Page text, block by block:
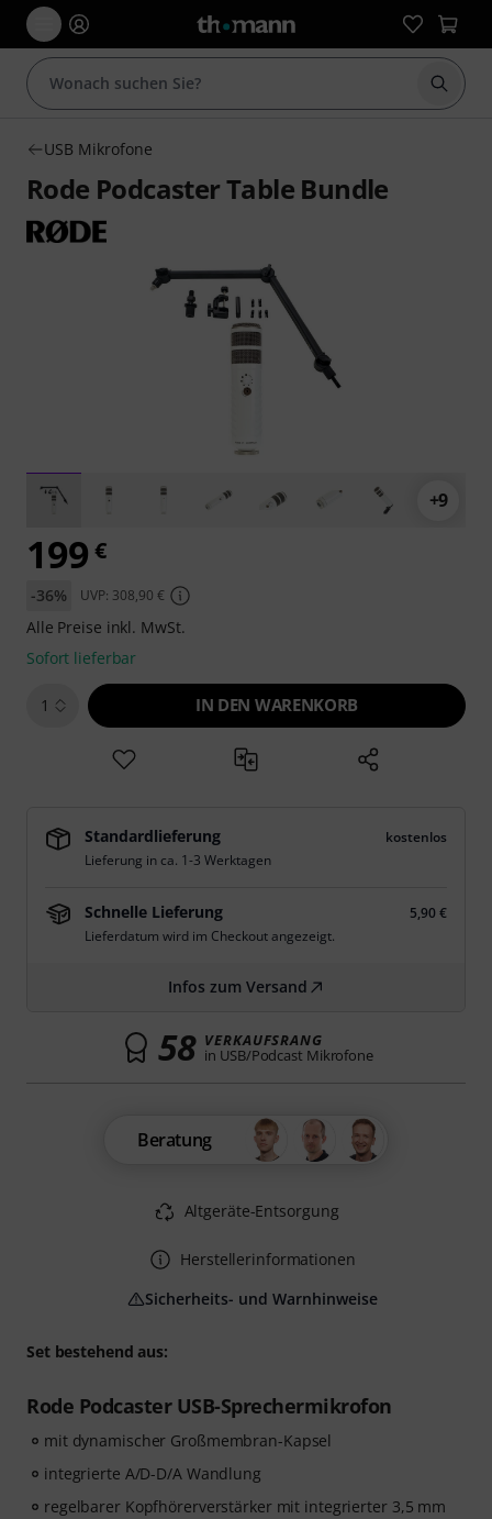
Suche
USB Mikrofone
Rode Podcaster Table Bundle
+9
Set bestehend aus:
Rode Podcaster USB-Sprechermikrofon
mit dynamischer Großmembran-Kapsel
integrierte A/D-D/A Wandlung
regelbarer Kopfhörerverstärker mit integrierter 3,5 mm
199 €
-36% UVP: 308,90 €
Alle Preise inkl. MwSt.
Sofort lieferbar
1 IN DEN WARENKORB
Standardlieferung
kostenlos
Lieferung in ca. 1-3 Werktagen
Schnelle Lieferung
5,90 €
Lieferdatum wird im Checkout angezeigt.
Infos zum Versand
58 VERKAUFSRANG
in USB/Podcast Mikrofone
Beratung
Altgeräte-Entsorgung
Herstellerinformationen
Sicherheits- und Warnhinweise